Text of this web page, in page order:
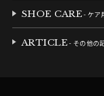
SHOE CARE- ケア
ARTICLE- その他の